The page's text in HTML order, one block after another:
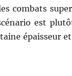
combats
est
épaisseur